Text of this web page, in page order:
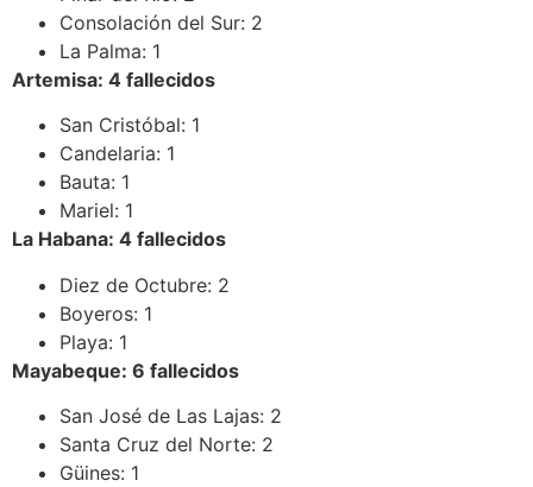
Consolación del Sur: 2
La Palma: 1
Artemisa: 4 fallecidos
San Cristóbal: 1
Candelaria: 1
Bauta: 1
Mariel: 1
La Habana: 4 fallecidos
Diez de Octubre: 2
Boyeros: 1
Playa: 1
Mayabeque: 6 fallecidos
San José de Las Lajas: 2
Santa Cruz del Norte: 2
Güines: 1